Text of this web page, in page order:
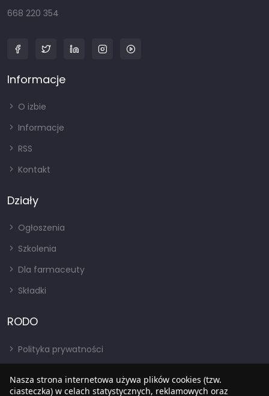
668 220 354
Informacje
O izbie
Informacje
RSS
Kontakt
Działy
Ogłoszenia
Szkolenia
Dla farmaceuty
Składki
RODO
Polityka prywatności
RODO
Nasza strona internetowa używa plików cookies (tzw.
ciasteczka) w celach statystycznych, reklamowych oraz